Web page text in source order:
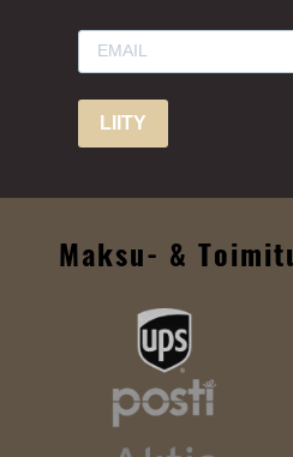
LIITY
Maksu- &